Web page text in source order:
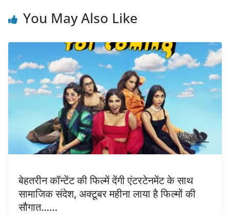
You May Also Like
बेहतरीन कॉन्टेंट की फिल्में देंगी एंटरटेनमेंट के साथ
सामाजिक संदेश, अक्टूबर महीना लाया है फिल्मों की
सौगात……